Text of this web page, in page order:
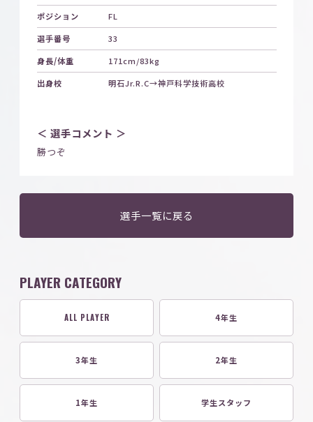
ポジション
FL
選手番号
33
身長/体重
171cm/83kg
出身校
明石Jr.R.C→神戸科学技術高校
＜ 選手コメント ＞
勝つぞ
選手一覧に戻る
PLAYER CATEGORY
ALL PLAYER 4年生
3年生 2年生
1年生 学生スタッフ